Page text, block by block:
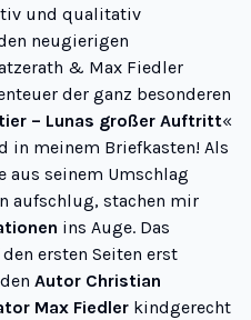
und qualitativ
neugierigen
& Max Fiedler
der ganz besonderen
– Lunas großer Auftritt«
in meinem Briefkasten! Als
aus seinem Umschlag
aufschlug, stachen mir
ins Auge. Das
ersten Seiten erst
Autor Christian
Max Fiedler kindgerecht